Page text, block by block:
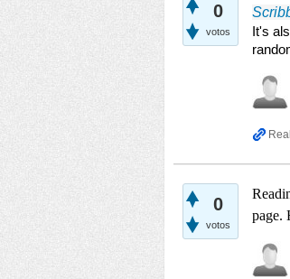
0
votos
It's
0
votos
page.